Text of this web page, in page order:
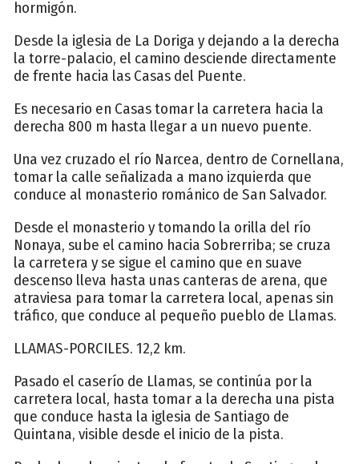
hormigón.
Desde la iglesia de La Doriga y dejando a la derecha
la torre-palacio, el camino desciende directamente
de frente hacia las Casas del Puente.
Es necesario en Casas tomar la carretera hacia la
derecha 800 m hasta llegar a un nuevo puente.
Una vez cruzado el río Narcea, dentro de Cornellana,
tomar la calle señalizada a mano izquierda que
conduce al monasterio románico de San Salvador.
Desde el monasterio y tomando la orilla del río
Nonaya, sube el camino hacia Sobrerriba; se cruza
la carretera y se sigue el camino que en suave
descenso lleva hasta unas canteras de arena, que
atraviesa para tomar la carretera local, apenas sin
tráfico, que conduce al pequeño pueblo de Llamas.
LLAMAS-PORCILES. 12,2 km.
Pasado el caserío de Llamas, se continúa por la
carretera local, hasta tomar a la derecha una pista
que conduce hasta la iglesia de Santiago de
Quintana, visible desde el inicio de la pista.